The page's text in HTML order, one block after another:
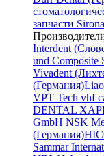
запчасти Sirona
Interdent
und Composite
Vivadent
(Германия)
VPT Tech vhf
DENTAL
GmbH NSK
(Германия)
Sammar